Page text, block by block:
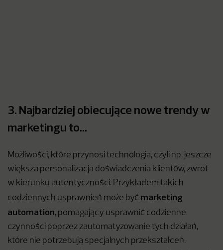
3. Najbardziej obiecujące nowe trendy w
marketingu to…
Możliwości, które przynosi technologia, czyli np. jeszcze
większa personalizacja doświadczenia klientów, zwrot
w kierunku autentyczności. Przykładem takich
codziennych usprawnień może być marketing
automation, pomagający usprawnić codzienne
czynności poprzez zautomatyzowanie tych działań,
które nie potrzebują specjalnych przekształceń.